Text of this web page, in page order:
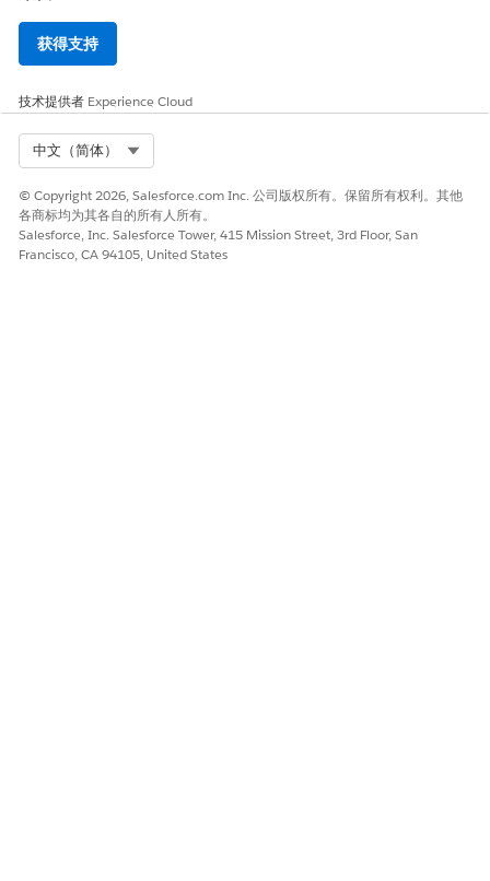
请与我们共享您的想法，以便我们进行改进！
获得支持
技术提供者 Experience Cloud
中文（简体）
© Copyright 2026, Salesforce.com Inc. 公司版权所有。保留所有权利。其他
各商标均为其各自的所有人所有。
Salesforce, Inc. Salesforce Tower, 415 Mission Street, 3rd Floor, San
Francisco, CA 94105, United States